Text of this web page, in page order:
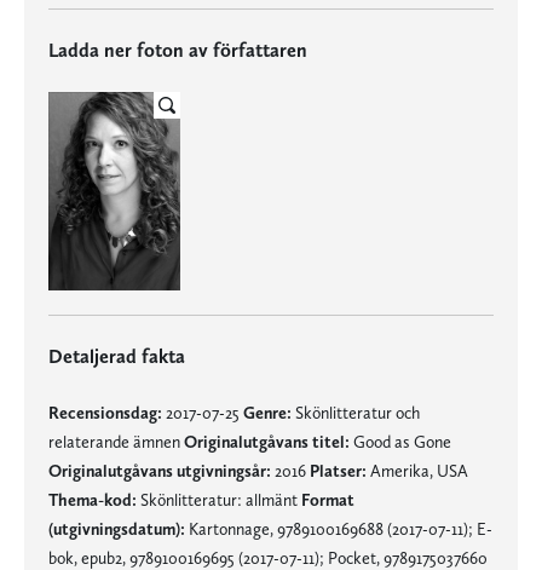
Ladda ner foton av författaren
Detaljerad fakta
Recensionsdag: 2017-07-25 Genre: Skönlitteratur och
relaterande ämnenOriginalutgåvans titel: Good as Gone
Originalutgåvans utgivningsår: 2016 Platser: Amerika, USA
Thema-kod: Skönlitteratur: allmänt Format
(utgivningsdatum): Kartonnage, 9789100169688 (2017-07-11); E-
bok, epub2, 9789100169695 (2017-07-11); Pocket, 9789175037660